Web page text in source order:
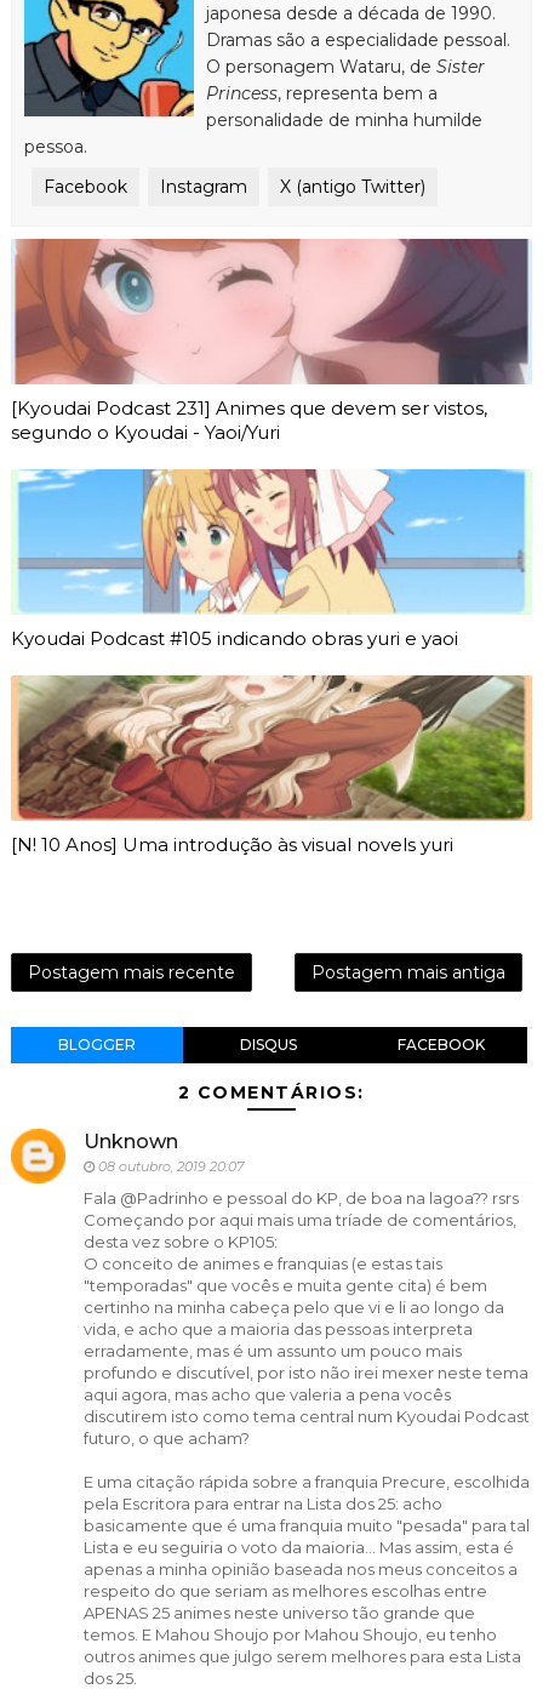
japonesa desde a década de 1990.
Dramas são a especialidade pessoal.
O personagem Wataru, de Sister
Princess, representa bem a
personalidade de minha humilde
pessoa.
Facebook
Instagram X (antigo Twitter)
[Kyoudai Podcast 231] Animes que devem ser vistos,
segundo o Kyoudai - Yaoi/Yuri
Kyoudai Podcast #105 indicando obras yuri e yaoi
[N! 10 Anos] Uma introdução às visual novels yuri
Postagem mais recente Postagem mais antiga
BLOGGER DISQUS FACEBOOK
2 COMENTÁRIOS:
Unknown
08 outubro, 2019 20:07
Fala @Padrinho e pessoal do KP, de boa na lagoa?? rsrs
Começando por aqui mais uma tríade de comentários,
desta vez sobre o KP105:
O conceito de animes e franquias (e estas tais
"temporadas" que vocês e muita gente cita) é bem
certinho na minha cabeça pelo que vi e li ao longo da
vida, e acho que a maioria das pessoas interpreta
erradamente, mas é um assunto um pouco mais
profundo e discutível, por isto não irei mexer neste tema
aqui agora, mas acho que valeria a pena vocês
discutirem isto como tema central num Kyoudai Podcast
futuro, o que acham?
E uma citação rápida sobre a franquia Precure, escolhida
pela Escritora para entrar na Lista dos 25: acho
basicamente que é uma franquia muito "pesada" para tal
Lista e eu seguiria o voto da maioria... Mas assim, esta é
apenas a minha opinião baseada nos meus conceitos a
respeito do que seriam as melhores escolhas entre
APENAS 25 animes neste universo tão grande que
temos. E Mahou Shoujo por Mahou Shoujo, eu tenho
outros animes que julgo serem melhores para esta Lista
dos 25.